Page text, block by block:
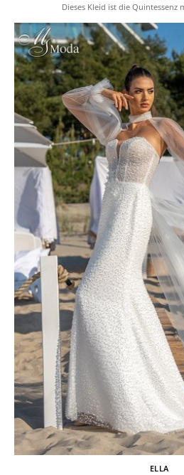
Dieses Kleid ist die Quintessenz
ELLA